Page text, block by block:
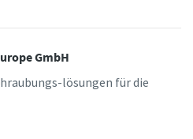
GmbH
lösungen für die